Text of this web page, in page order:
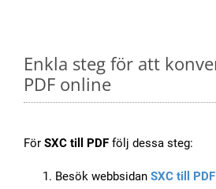
Enkla steg för att
PDF online
För SXC till PDF följ dessa steg:
Besök webbsidan SXC till PDF